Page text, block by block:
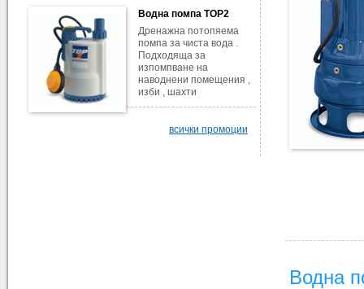
Водна помпа TOP2
Дренажна потопяема
помпа за чиста вода .
Подходяща за
изпомпване на
наводнени помещения ,
изби , шахти
всички промоции
Водна